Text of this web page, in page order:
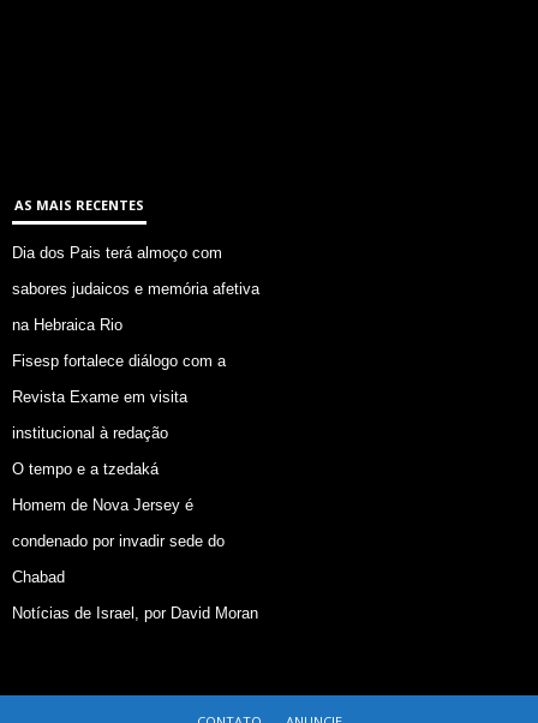
AS MAIS RECENTES
Dia dos Pais terá almoço com
sabores judaicos e memória afetiva
na Hebraica Rio
Fisesp fortalece diálogo com a
Revista Exame em visita
institucional à redação
O tempo e a tzedaká
Homem de Nova Jersey é
condenado por invadir sede do
Chabad
Notícias de Israel, por David Moran